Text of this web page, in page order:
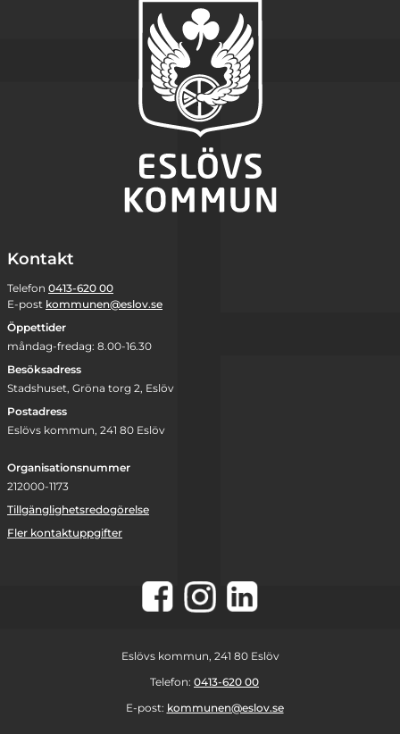
Kontakt
Telefon 0413-620 00
E-post kommunen@eslov.se
Öppettider
måndag-fredag: 8.00-16.30
Besöksadress
Stadshuset, Gröna torg 2, Eslöv
Postadress
Eslövs kommun, 241 80 Eslöv
Organisationsnummer
212000-1173
Tillgänglighetsredogörelse
Fler kontaktuppgifter
Facebook
Instagram
Eslövs kommun, 241 80 Eslöv
Telefon: 0413-620 00
E-post: kommunen@eslov.se